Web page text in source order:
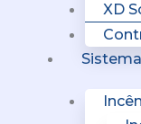
XD